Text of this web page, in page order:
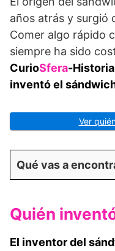
años atrás y surgió
Comer algo rápido
siempre ha sido
CurioSfera-
inventó el
Ver
Qué vas a
Quién
El inventor del